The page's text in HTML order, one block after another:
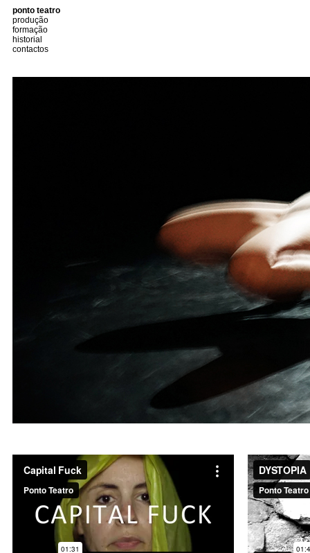
ponto teatro
produção
formação
historial
contactos